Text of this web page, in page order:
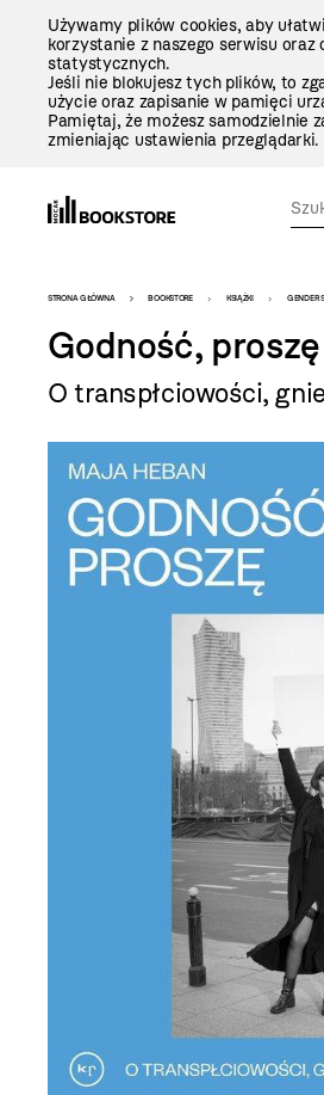
Używamy plików cookies, aby
korzystanie z naszego serwisu oraz
statystycznych.
Jeśli nie blokujesz tych plików, to
użycie oraz zapisanie w pamięci
Pamiętaj, że możesz samodzielnie
zmieniając ustawienia przeglądarki.
Bookstore
-
szablon
szczegóły
STRONA GŁÓWNA BOOKSTORE KSIĄŻKI GENDER
Godność, proszę
O transpłciowości,